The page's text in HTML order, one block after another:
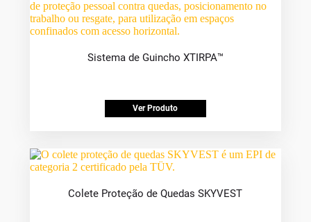
Sistema de Guincho XTIRPA™
Ver Produto
Colete Proteção de Quedas SKYVEST